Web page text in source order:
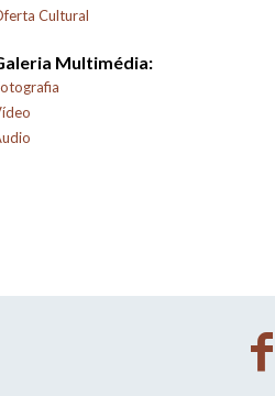
Cultural
Multimédia: